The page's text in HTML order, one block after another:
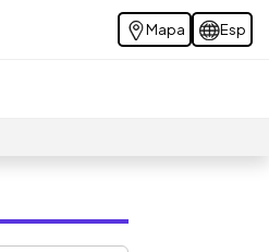
Mapa Esp